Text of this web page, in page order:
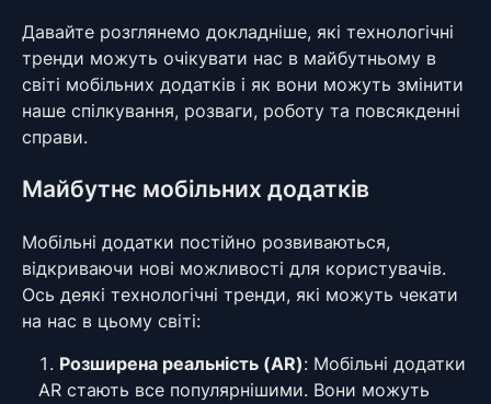
Давайте розглянемо докладніше, які технологічні
тренди можуть очікувати нас в майбутньому в
світі мобільних додатків і як вони можуть змінити
наше спілкування, розваги, роботу та повсякденні
справи.
Майбутнє мобільних додатків
Мобільні додатки постійно розвиваються,
відкриваючи нові можливості для користувачів.
Ось деякі технологічні тренди, які можуть чекати
на нас в цьому світі:
Розширена реальність (AR): Мобільні додатки
AR стають все популярнішими. Вони можуть